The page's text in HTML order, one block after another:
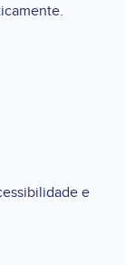
e